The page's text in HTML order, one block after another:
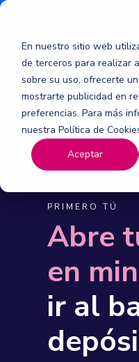
En nuestro sitio web
de terceros para realizar
sobre su uso, ofrecerte
mostrarte publicidad en
preferencias. Para más
nuestra Política de
Aceptar
¿Eres accionista? Conoce
PRIMERO TÚ
Abre
en
ir al